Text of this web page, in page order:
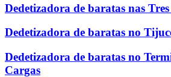
Dedetizadora de baratas nas
Dedetizadora de baratas no
Dedetizadora de baratas no
Cargas